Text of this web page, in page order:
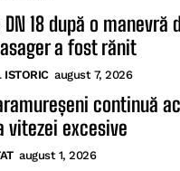
18 după o manevră
a fost rănit
ISTORIC august 7, 2026
continuă
vitezei excesive
august 1, 2026